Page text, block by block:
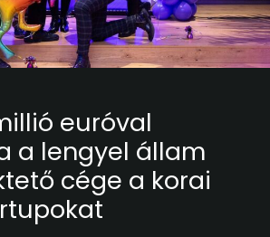
euróval
a lengyel állam
cége a korai